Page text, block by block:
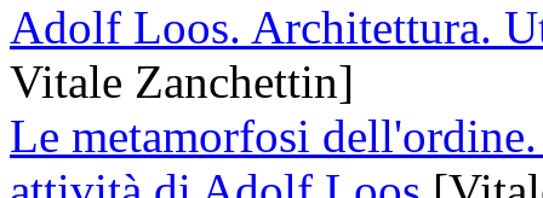
Adolf Loos. Architettura.
Vitale Zanchettin]
Le metamorfosi